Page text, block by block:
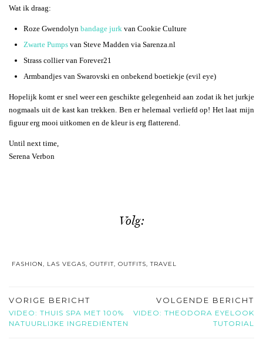
Wat ik draag:
Roze Gwendolyn bandage jurk van Cookie Culture
Zwarte Pumps van Steve Madden via Sarenza.nl
Strass collier van Forever21
Armbandjes van Swarovski en onbekend boetiekje (evil eye)
Hopelijk komt er snel weer een geschikte gelegenheid aan zodat ik het jurkje
nogmaals uit de kast kan trekken. Ben er helemaal verliefd op! Het laat mijn
figuur erg mooi uitkomen en de kleur is erg flatterend.
Until next time,
Serena Verbon
Volg:
FASHION, LAS VEGAS, OUTFIT, OUTFITS,TRAVEL
VORIGE BERICHT
VIDEO: THUIS SPA MET 100%
NATUURLIJKE INGREDIËNTEN
VOLGENDE BERICHT
VIDEO: THEODORA EYELOOK
TUTORIAL